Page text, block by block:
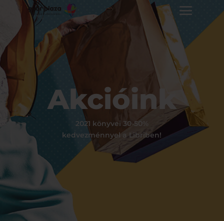
Akcióink
2021 könyvei 30-50%
kedvezménnyel a Libriben!